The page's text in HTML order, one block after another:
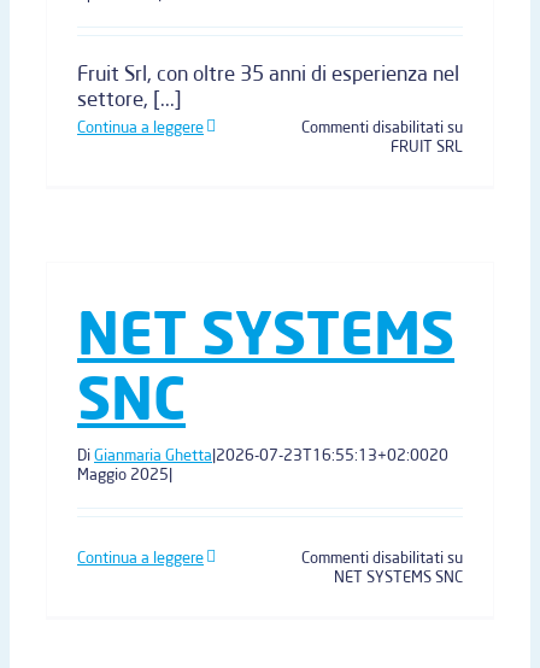
Fruit Srl, con oltre 35 anni di esperienza nel
settore, [...]
Continua a leggere Commenti disabilitatisu
FRUIT SRL
NET SYSTEMS
SNC
DiGianmaria Ghetta|2026-07-23T16:55:13+02:0020
Maggio 2025|
Continua a leggere Commenti disabilitatisu
NET SYSTEMS SNC